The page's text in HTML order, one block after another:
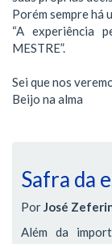
Porém sempre há
“A experiência
MESTRE”.
Sei que nos
Beijo na alma
Safra da
PorJosé
Além da